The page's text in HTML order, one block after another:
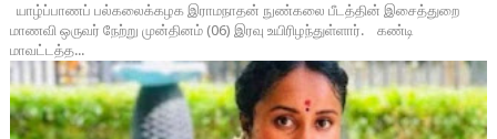
யாழ்ப்பாணப் பல்கலைக்கழக இராமநாதன் நுண்கலை பீடத்தின் இசைத்துறை
மாணவி ஒருவர் நேற்று முன்தினம் (06) இரவு உயிரிழந்துள்ளார். கண்டி
மாவட்டத்த...